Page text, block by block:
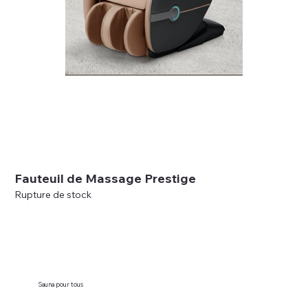
Fauteuil de Massage Prestige
Rupture de stock
Sauna pour tous